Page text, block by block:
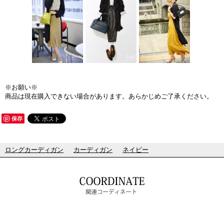
※お願い※
商品は現在購入できない場合があります。あらかじめご了承ください。
保存
ロングカーディガン カーディガン ネイビー